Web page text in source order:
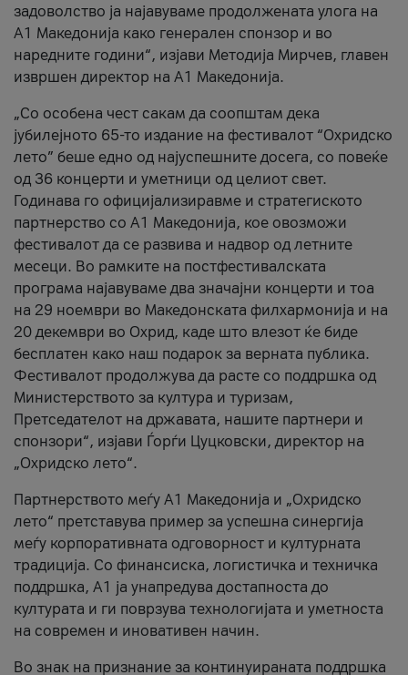
задоволство ја најавуваме продолжената улога на
A1 Македонија како генерален спонзор и во
наредните години“, изјави Методија Мирчев, главен
извршен директор на A1 Македонија.
„Со особена чест сакам да соопштам дека
јубилејното 65-то издание на фестивалот “Охридско
лето” беше едно од најуспешните досега, со повеќе
од 36 концерти и уметници од целиот свет.
Годинава го официјализиравме и стратегиското
партнерство со А1 Македонија, кое овозможи
фестивалот да се развива и надвор од летните
месеци. Во рамките на постфестивалската
програма најавуваме два значајни концерти и тоа
на 29 ноември во Македонската филхармонија и на
20 декември во Охрид, каде што влезот ќе биде
бесплатен како наш подарок за верната публика.
Фестивалот продолжува да расте со поддршка од
Министерството за култура и туризам,
Претседателот на државата, нашите партнери и
спонзори“, изјави Ѓорѓи Цуцковски, директор на
„Охридско лето“.
Партнерството меѓу A1 Македонија и „Охридско
лето“ претставува пример за успешна синергија
меѓу корпоративната одговорност и културната
традиција. Со финансиска, логистичка и техничка
поддршка, A1 ја унапредува достапноста до
културата и ги поврзува технологијата и уметноста
на современ и иновативен начин.
Во знак на признание за континуираната поддршка